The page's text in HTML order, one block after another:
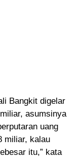
Bangkit digelar
asumsinya
uang
miliar, kalau
itu,” kata